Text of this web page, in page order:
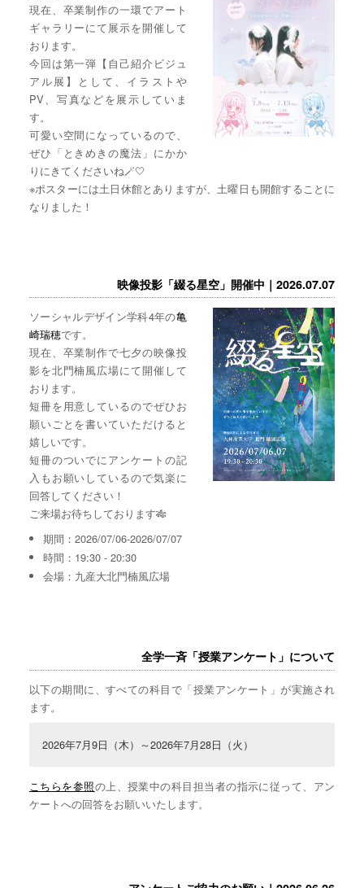
現在、卒業制作の一環でアート
ギャラリーにて展示を開催して
おります。
今回は第一弾【自己紹介ビジュ
アル展】として、イラストや
PV、写真などを展示していま
す。
可愛い空間になっているので、
ぜひ「ときめきの魔法」にかか
りにきてくださいね🪄🤍
※ポスターには土日休館とありますが、土曜日も開館することに
なりました！
映像投影「綴る星空」開催中｜2026.07.07
ソーシャルデザイン学科4年の亀
崎瑞穂です。
現在、卒業制作で七夕の映像投
影を北門楠風広場にて開催して
おります。
短冊を用意しているのでぜひお
願いごとを書いていただけると
嬉しいです。
短冊のついでにアンケートの記
入もお願いしているので気楽に
回答してください！
ご来場お待ちしております🎋
期間：2026/07/06-2026/07/07
時間：19:30 - 20:30
会場：九産大北門楠風広場
全学一斉「授業アンケート」について
以下の期間に、すべての科目で「授業アンケート」が実施され
ます。
2026年7月9日（木）～2026年7月28日（火）
こちらを参照の上、授業中の科目担当者の指示に従って、アン
ケートへの回答をお願いいたします。